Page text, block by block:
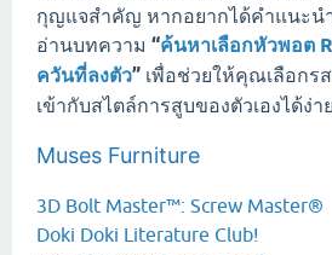
กุญแจสำคัญ หากอยากได้คำแนะน
อ่านบทความ “ค้นหาเลือกหัวพอต
ควันที่ลงตัว” เพื่อช่วยให้คุณเลือกร
เข้ากับสไตล์การสูบของตัวเองได้ง่า
Muses Furniture
3D Bolt Master™: Screw Master®
Doki Doki Literature Club!